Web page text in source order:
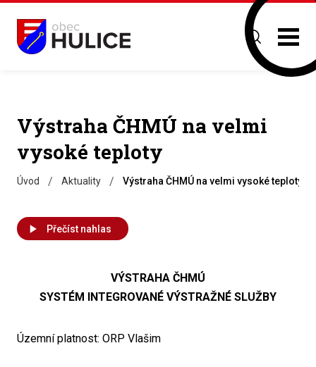
Výstraha ČHMÚ na velmi
vysoké teploty
Úvod / Aktuality / Výstraha ČHMÚ na velmi vysoké teploty
Přečíst nahlas
VÝSTRAHA ČHMÚ
SYSTÉM INTEGROVANÉ VÝSTRAŽNÉ SLUŽBY
Územní platnost: ORP Vlašim